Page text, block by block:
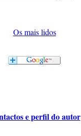
Os mais lidos
e perfil do autor